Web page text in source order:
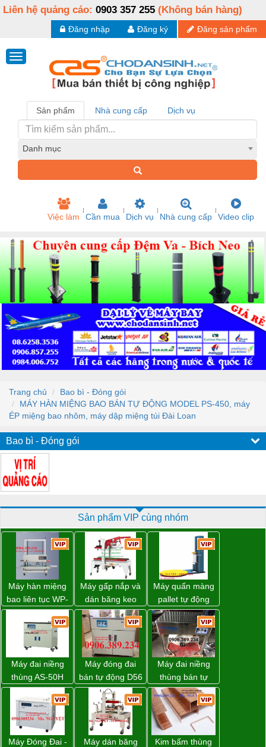
Liên hệ quảng cáo: 0903 357 255 (Không bán hàng)
Đăng sản phẩm
Đăng ký
Đăng nhập
Sản phẩm Nhà cung cấp Dịch vụ
Danh mục
Việc làm Cần mua Dịch vụ Nhà cung cấp Video clip
Trang chủ
Bao bì - Đóng gói
MÁY HÀN MIỆNG BAO BÁN TỰ ĐỘNG MODEL PS-450, máy
ÉP miệng bao nhôm, máy dập miệng túi Đài Loan
Bao bì - Đóng gói
Sản phẩm VIP cùng nhóm
Máy hàn miệng
bao liên tục WP-
1200V chính
hãng giá tốt
Máy gấp nắp và
dán băng keo
thùng carton tự
động WP-5050F
giá rẻ
Máy quấn màng
pallet tự động
WP-55 chính
hãng Wellpack
giá tốt
Máy đai niềng
thùng AS-50H
Wellpack
Máy đóng đai
bán tự động D56
Strapack
Máy đai niềng
thùng bán tự
động D53XS2
của hãng
Strapack Nhật
Máy Đóng Đai -
Máy dán băng
Kim bấm thùng